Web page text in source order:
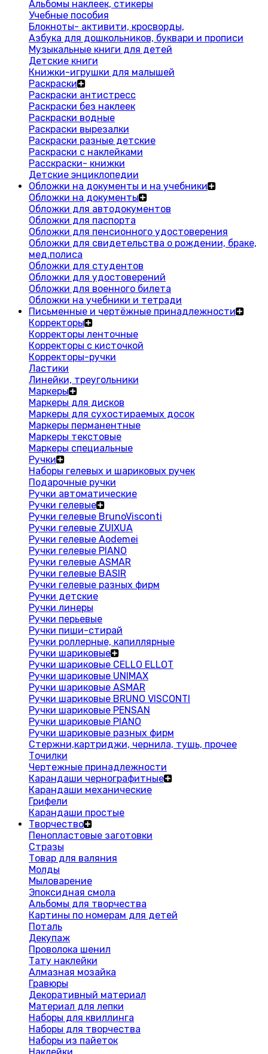
Альбомы наклеек, стикеры
Учебные пособия
Блокноты- активити, кросворды,
Азбука для дошкольников, буквари и прописи
Музыкальные книги для детей
Детские книги
Книжки-игрушки для малышей
Раскраски
Раскраски антистресс
Раскраски без наклеек
Раскраски водные
Раскраски вырезалки
Раскраски разные детские
Раскраски с наклейками
Расскраски- книжки
Детские энциклопедии
Обложки на документы и на учебники
Обложки на документы
Обложки для автодокументов
Обложки для паспорта
Обложки для пенсионного удостоверения
Обложки для свидетельства о рождении, браке,
мед.полиса
Обложки для студентов
Обложки для удостоверений
Обложки для военного билета
Обложки на учебники и тетради
Письменные и чертёжные принадлежности
Корректоры
Корректоры ленточные
Корректоры с кисточкой
Корректоры-ручки
Ластики
Линейки, треугольники
Маркеры
Маркеры для дисков
Маркеры для сухостираемых досок
Маркеры перманентные
Маркеры текстовые
Маркеры специальные
Ручки
Наборы гелевых и шариковых ручек
Подарочные ручки
Ручки автоматические
Ручки гелевые
Ручки гелевые BrunoVisconti
Ручки гелевые ZUIXUA
Ручки гелевые Aodemei
Ручки гелевые PIANO
Ручки гелевые ASMAR
Ручки гелевые BASIR
Ручки гелевые разных фирм
Ручки детские
Ручки линеры
Ручки перьевые
Ручки пиши-стирай
Ручки роллерные, капиллярные
Ручки шариковые
Ручки шариковые CELLO ELLOT
Ручки шариковые UNIMAX
Ручки шариковые ASMAR
Ручки шариковые BRUNO VISCONTI
Ручки шариковые PENSAN
Ручки шариковые PIANO
Ручки шариковые разных фирм
Стержни,картриджи, чернила, тушь, прочее
Точилки
Чертежные принадлежности
Карандаши чернографитные
Карандаши механические
Грифели
Карандаши простые
Творчество
Пенопластовые заготовки
Стразы
Товар для валяния
Молды
Мыловарение
Эпоксидная смола
Альбомы для творчества
Картины по номерам для детей
Поталь
Декупаж
Проволока шенил
Тату наклейки
Алмазная мозайка
Гравюры
Декоративный материал
Материал для лепки
Наборы для квиллинга
Наборы для творчества
Наборы из пайеток